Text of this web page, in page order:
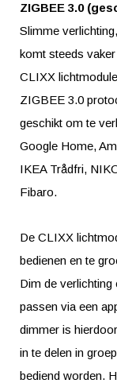
ZIGBEE 3.0
Slimme
komt steeds
CLIXX
ZIGBEE 3.0
geschikt om te
Google Home,
IKEA Trådfri,
Fibaro.
De CLIXX
bedienen en te
Dim de verlichting
passen via een
dimmer is
in te delen in
bediend worden.